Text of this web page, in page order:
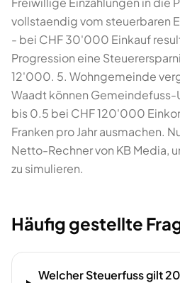
vollstaendig vom steuerbaren
- bei CHF 30'000 Einkauf
Progression eine
12'000. 5. Wohngemeinde
Waadt können
bis 0.5 bei CHF 120'000
Franken pro Jahr ausmachen.
Netto-Rechner von KB Media,
zu simulieren.
Häufig gestellte
Welcher Steuerfuss gilt